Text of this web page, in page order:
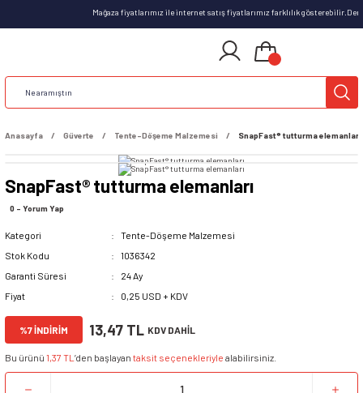
Mağaza fiyatlarımız ile internet satış fiyatlarımız farklılık
Anasayfa Güverte Tente-Döşeme Malzemesi SnapFast® tutturma elemanları
SnapFast® tutturma elemanları
0 - Yorum Yap
Kategori
Tente-Döşeme Malzemesi
Stok Kodu
1036342
Garanti Süresi
24 Ay
Fiyat
0,25 USD + KDV
%7 İNDİRİM 13,47 TL KDV DAHİL
Bu ürünü 1,37 TL ’den başlayan taksit seçenekleriyle alabilirsiniz.